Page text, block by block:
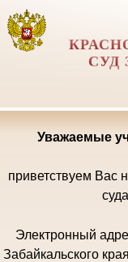
СУД
Уважаемые
приветствуем Вас
Электронный
Забайкальского